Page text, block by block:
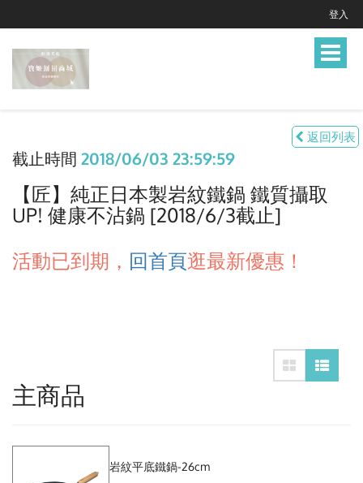
登入
Toggle
返回列表
截止時間 2018/06/03 23:59:59
【匠】純正日本製岩紋鐵鍋 鐵質攝取
UP! 健康不沾鍋 [2018/6/3截止]
活動已到期， 回首頁逛最新優惠！
主商品
岩紋平底鐵鍋-26cm